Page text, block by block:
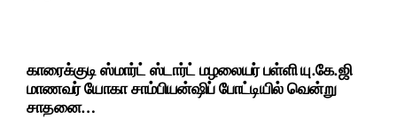
காரைக்குடி ஸ்மார்ட் ஸ்டார்ட் மழலையர் பள்ளி யு.கே.ஜி
மாணவர் யோகா சாம்பியன்ஷிப் போட்டியில் வென்று
சாதனை…